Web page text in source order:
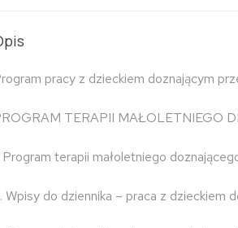
pracy z dzieckiem doznającym
TERAPII MAŁOLETNIEGO
Program terapii małoletniego
Wpisy do dziennika – praca z dzieckiem